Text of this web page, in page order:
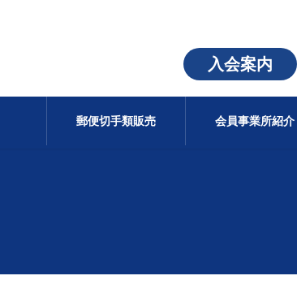
入会案内
郵便切手類販売 会員事業所紹介